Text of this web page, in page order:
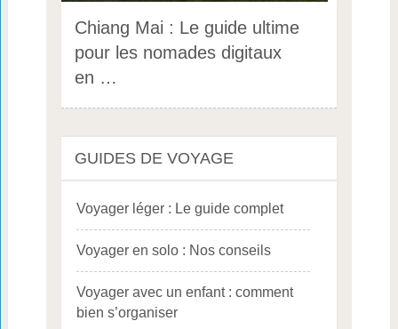
Chiang Mai : Le guide ultime
pour les nomades digitaux
en …
GUIDES DE VOYAGE
Voyager léger : Le guide complet
Voyager en solo : Nos conseils
Voyager avec un enfant : comment
bien s’organiser